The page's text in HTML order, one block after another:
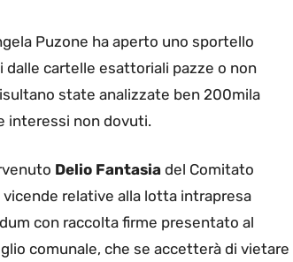
Puzone ha aperto uno sportello
cartelle esattoriali pazze o non
state analizzate ben 200mila
interessi non dovuti.
Delio Fantasia del Comitato
relative alla lotta intrapresa
con raccolta firme presentato al
comunale, che se accetterà di vietare